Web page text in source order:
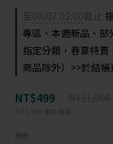
至08/07 02:00截止
專區、本週新品、
指定分類，春夏特
商品除外）>>於結
NT$499 NT$1,000
顏色